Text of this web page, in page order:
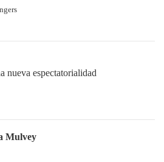
nueva espectatorialidad
Mulvey